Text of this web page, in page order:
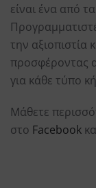
είναι ένα από
την αξιοπιστία
προσφέροντας
για κάθε τύπο
Μάθετε
στο Facebook